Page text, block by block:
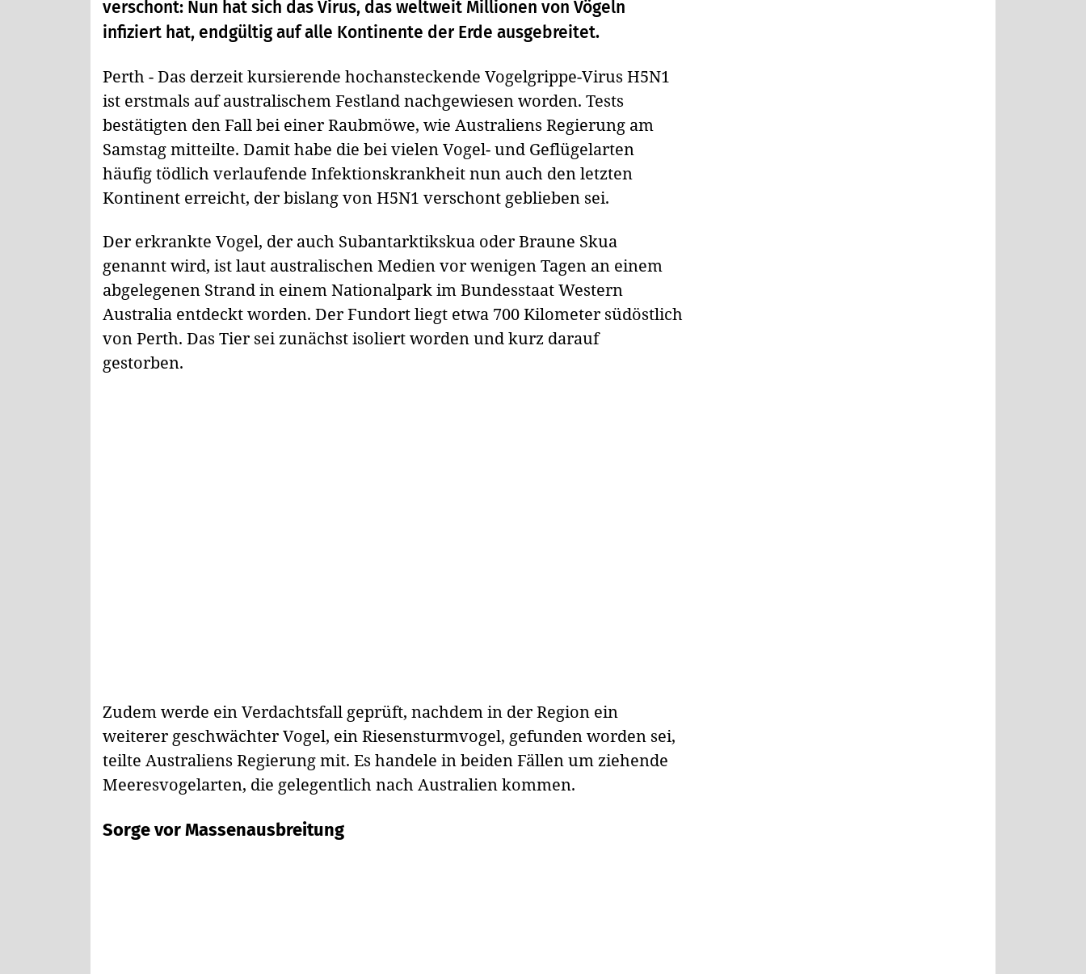
verschont: Nun hat sich das Virus, das weltweit Millionen von Vögeln
infiziert hat, endgültig auf alle Kontinente der Erde ausgebreitet.
Perth - Das derzeit kursierende hochansteckende Vogelgrippe-Virus H5N1
ist erstmals auf australischem Festland nachgewiesen worden. Tests
bestätigten den Fall bei einer Raubmöwe, wie Australiens Regierung am
Samstag mitteilte. Damit habe die bei vielen Vogel- und Geflügelarten
häufig tödlich verlaufende Infektionskrankheit nun auch den letzten
Kontinent erreicht, der bislang von H5N1 verschont geblieben sei.
Der erkrankte Vogel, der auch Subantarktikskua oder Braune Skua
genannt wird, ist laut australischen Medien vor wenigen Tagen an einem
abgelegenen Strand in einem Nationalpark im Bundesstaat Western
Australia entdeckt worden. Der Fundort liegt etwa 700 Kilometer südöstlich
von Perth. Das Tier sei zunächst isoliert worden und kurz darauf
gestorben.
Zudem werde ein Verdachtsfall geprüft, nachdem in der Region ein
weiterer geschwächter Vogel, ein Riesensturmvogel, gefunden worden sei,
teilte Australiens Regierung mit. Es handele in beiden Fällen um ziehende
Meeresvogelarten, die gelegentlich nach Australien kommen.
Sorge vor Massenausbreitung